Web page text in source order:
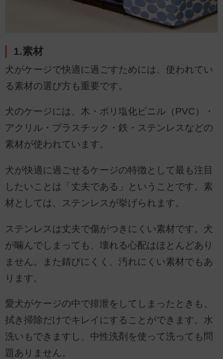
1.素材
犬がケージで快適に過ごすためには、使われてい
る素材の選び方も重要です。
犬のケージには、木・ポリ塩化ビニル（PVC）・
アクリル・プラスチック・鉄・ステンレスなどの
素材が使われています。
犬が快適に過ごせるケージの特徴として最も注目
したいことは「丈夫である」ということです。素
材としては、ステンレスが挙げられます。
ステンレスは丈夫で傷がつきにくい素材です。犬
が噛んでしまっても、壊れる心配はほとんどあり
ません。また錆びにくく、汚れにくい素材でもあ
ります。
愛犬がケージの中で排泄をしてしまったときも、
拭き掃除だけでキレイにすることができます。水
洗いもできますし、中性洗剤を使って洗っても問
題ありません。